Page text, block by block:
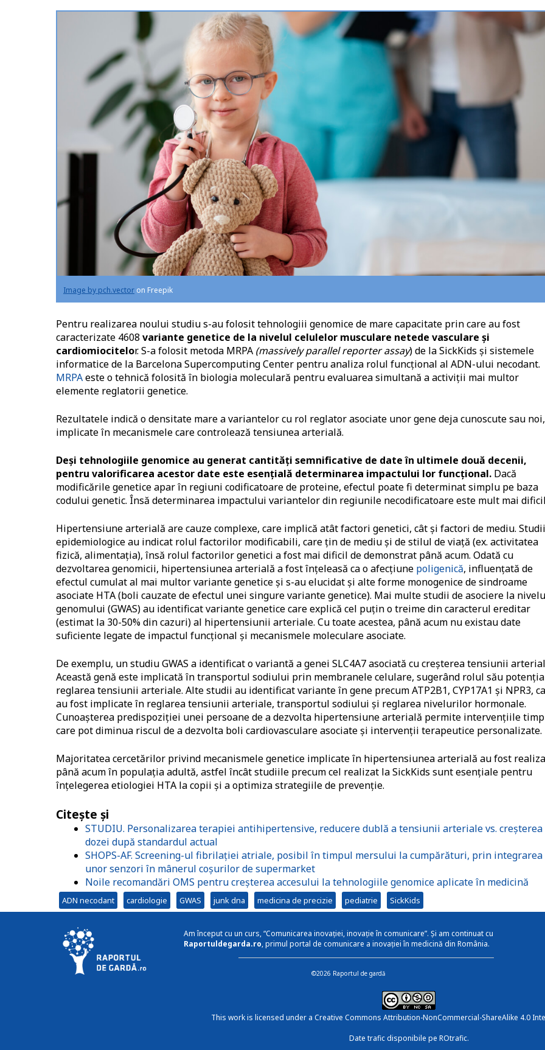
Image by pch.vector on Freepik
Pentru realizarea noului studiu s-au folosit tehnologiii genomice de mare capacitate prin care au fost
caracterizate 4608 variante genetice de la nivelul celulelor musculare netede vasculare și
cardiomiocitelor. S-a folosit metoda MRPA (massively parallel reporter assay) de la SickKids și sistemele
informatice de la Barcelona Supercomputing Center pentru analiza rolul funcțional al ADN-ului necodant.
MRPAeste o tehnică folosită în biologia moleculară pentru evaluarea simultană a activiții mai multor
elemente reglatorii genetice.
Rezultatele indică o densitate mare a variantelor cu rol reglator asociate unor gene deja cunoscute sau noi,
implicate în mecanismele care controlează tensiunea arterială.
Deși tehnologiile genomice au generat cantități semnificative de date în ultimele două decenii,
pentru valorificarea acestor date este esențială determinarea impactului lor funcțional. Dacă
modificările genetice apar în regiuni codificatoare de proteine, efectul poate fi determinat simplu pe baza
codului genetic. Însă determinarea impactului variantelor din regiunile necodificatoare este mult mai
Hipertensiune arterială are cauze complexe, care implică atât factori genetici, cât și factori de mediu.
epidemiologice au indicat rolul factorilor modificabili, care țin de mediu și de stilul de viață (ex. activitatea
fizică, alimentația), însă rolul factorilor genetici a fost mai dificil de demonstrat până acum. Odată cu
dezvoltarea genomicii, hipertensiunea arterială a fost înțeleasă ca o afecțiune poligenică, influențată de
efectul cumulat al mai multor variante genetice și s-au elucidat și alte forme monogenice de sindroame
asociate HTA (boli cauzate de efectul unei singure variante genetice). Mai multe studii de asociere la
genomului (GWAS) au identificat variante genetice care explică cel puțin o treime din caracterul ereditar
(estimat la 30-50% din cazuri) al hipertensiunii arteriale. Cu toate acestea, până acum nu existau date
suficiente legate de impactul funcțional și mecanismele moleculare asociate.
De exemplu, un studiu GWAS a identificat o variantă a genei SLC4A7 asociată cu creșterea tensiunii
Această genă este implicată în transportul sodiului prin membranele celulare, sugerând rolul său
reglarea tensiunii arteriale. Alte studii au identificat variante în gene precum ATP2B1, CYP17A1 și NPR3,
au fost implicate în reglarea tensiunii arteriale, transportul sodiului și reglarea nivelurilor hormonale.
Cunoașterea predispoziției unei persoane de a dezvolta hipertensiune arterială permite intervențiile
care pot diminua riscul de a dezvolta boli cardiovasculare asociate și intervenții terapeutice personalizate.
Majoritatea cercetărilor privind mecanismele genetice implicate în hipertensiunea arterială au fost
până acum în populația adultă, astfel încât studiile precum cel realizat la SickKids sunt esențiale pentru
înțelegerea etiologiei HTA la copii și a optimiza strategiile de prevenție.
Citește și
STUDIU. Personalizarea terapiei antihipertensive, reducere dublă a tensiunii arteriale vs. creșterea
dozei după standardul actual
SHOPS-AF. Screening-ul fibrilației atriale, posibil în timpul mersului la cumpărături, prin integrarea
unor senzori în mânerul coșurilor de supermarket
Noile recomandări OMS pentru creșterea accesului la tehnologiile genomice aplicate în medicină
ADN necodant cardiologie GWAS junk dna medicina de precizie pediatrie SickKids
Am început cu un curs, “Comunicarea inovației, inovație în comunicare”. Și am continuat cu
Raportuldegarda.ro, primul portal de comunicare a inovației în medicină din România.
©2026 Raportul de gardă
This work is licensed under a Creative Commons Attribution-NonCommercial-ShareAlike 4.0
Date trafic disponibile pe ROtrafic.